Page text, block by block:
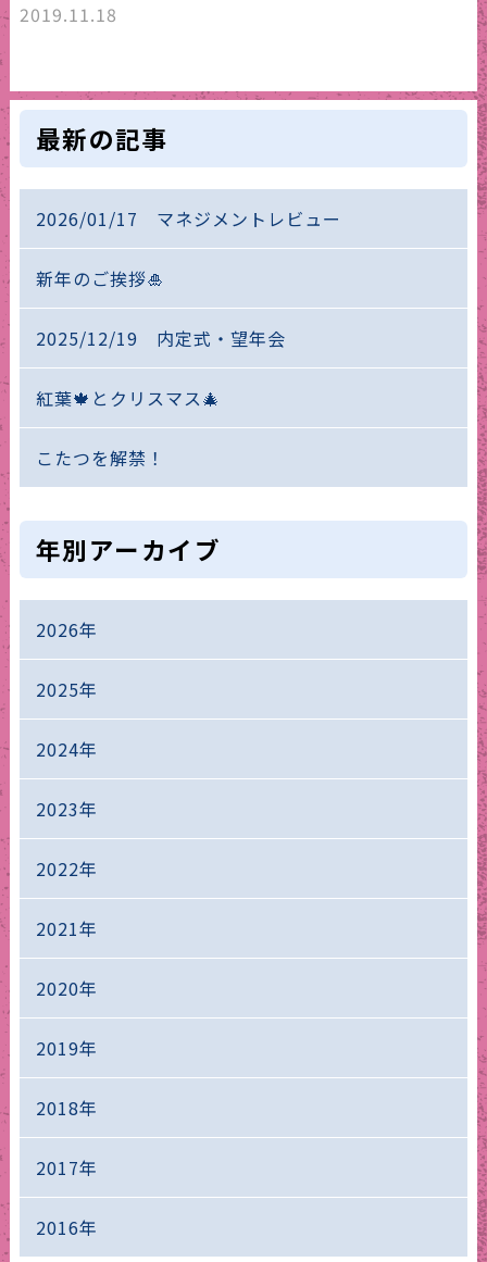
2019.11.18
最新の記事
2026/01/17 マネジメントレビュー
新年のご挨拶🎍
2025/12/19 内定式・望年会
紅葉🍁とクリスマス🎄
こたつを解禁！
年別アーカイブ
2026年
2025年
2024年
2023年
2022年
2021年
2020年
2019年
2018年
2017年
2016年